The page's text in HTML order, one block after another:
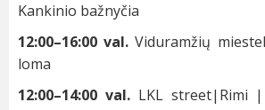
Kankinio bažnyčia
12:00–16:00 val. Viduramžių
loma
12:00–14:00 val.LKL street|Rimi |